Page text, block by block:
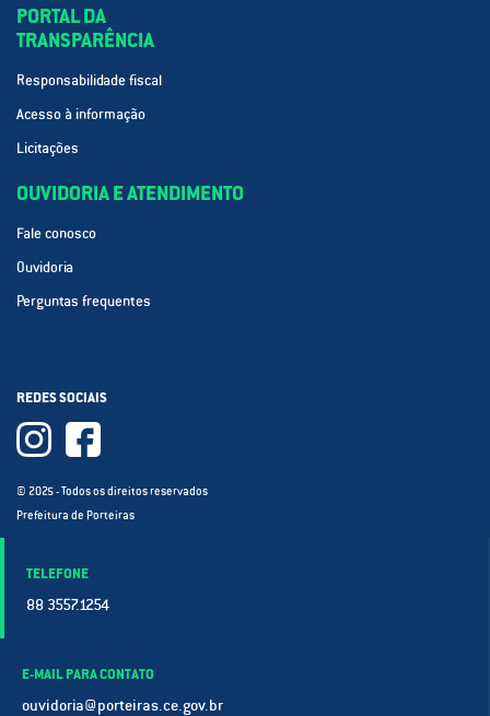
PORTAL DA
TRANSPARÊNCIA
Responsabilidade fiscal
Acesso à informação
Licitações
OUVIDORIA E ATENDIMENTO
Fale conosco
Ouvidoria
Perguntas frequentes
REDES SOCIAIS
© 2025 - Todos os direitos reservados
Prefeitura de Porteiras
TELEFONE
88 3557.1254
E-MAIL PARA CONTATO
ouvidoria@porteiras.ce.gov.br